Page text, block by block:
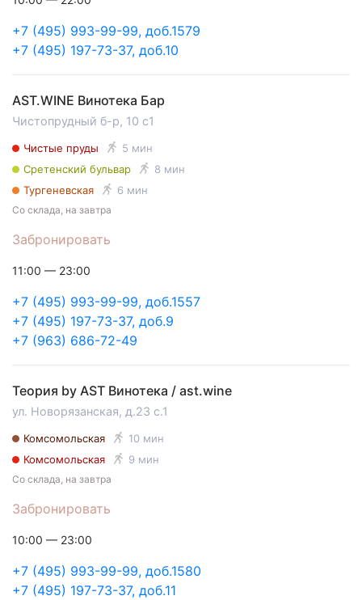
+7 (495) 993-99-99, доб.1579
+7 (495) 197-73-37, доб.10
AST.WINE Винотека Бар
Чистопрудный б-р, 10 с1
Чистые пруды
5 мин
Сретенский бульвар
8 мин
Тургеневская
6 мин
Забронировать
Со склада, на завтра
+7 (495) 993-99-99, доб.1557
+7 (495) 197-73-37, доб.9
+7 (963) 686-72-49
11:00 — 23:00
Теория by AST Винотека / ast.wine
ул. Новорязанская, д.23 с.1
Комсомольская
10 мин
Комсомольская
9 мин
Забронировать
Со склада, на завтра
+7 (495) 993-99-99, доб.1580
+7 (495) 197-73-37, доб.11
10:00 — 23:00